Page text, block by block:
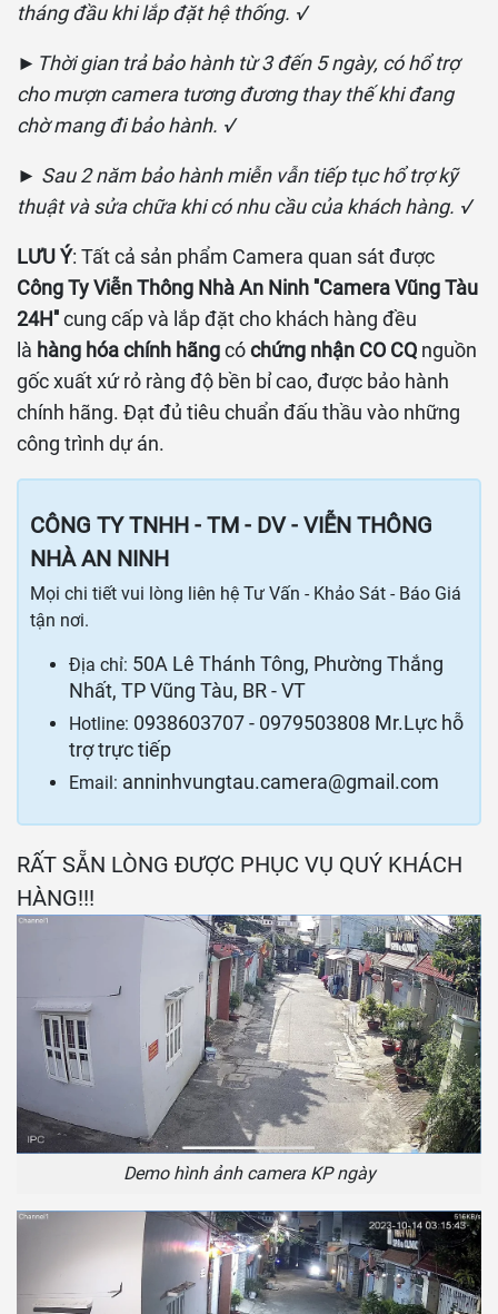
tháng đầu khi lắp đặt hệ thống. √
► Thời gian trả bảo hành từ 3 đến 5 ngày, có hổ trợ
cho mượn camera tương đương thay thế khi đang
chờ mang đi bảo hành. √
► Sau 2 năm bảo hành miễn vẫn tiếp tục hổ trợ kỹ
thuật và sửa chữa khi có nhu cầu của khách hàng. √
LƯU Ý: Tất cả sản phẩm Camera quan sát được
Công Ty Viễn Thông Nhà An Ninh ''Camera Vũng Tàu
24H''cung cấp và lắp đặt cho khách hàng đều
là hàng hóa chính hãngcóchứng nhận CO CQ nguồn
gốc xuất xứ rỏ ràng độ bền bỉ cao, được bảo hành
chính hãng. Đạt đủ tiêu chuẩn đấu thầu vào những
công trình dự án.
CÔNG TY TNHH - TM - DV - VIỄN THÔNG
NHÀ AN NINH
Mọi chi tiết vui lòng liên hệ Tư Vấn - Khảo Sát - Báo Giá
tận nơi.
Địa chỉ: 50A Lê Thánh Tông, Phường Thắng
Nhất, TP Vũng Tàu, BR - VT
Hotline: 0938603707 - 0979503808 Mr.Lực hỗ
trợ trực tiếp
Email: anninhvungtau.camera@gmail.com
RẤT SẴN LÒNG ĐƯỢC PHỤC VỤ QUÝ KHÁCH
HÀNG!!!
Demo hình ảnh camera KP ngày